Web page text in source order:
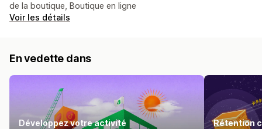
de la boutique, Boutique en ligne
Voir les détails
En vedette dans
Développez votre activité Rétention